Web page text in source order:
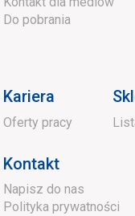
Do pobrania
Kariera
Oferty pracy
Kontakt
Napisz do nas
Polityka prywatności